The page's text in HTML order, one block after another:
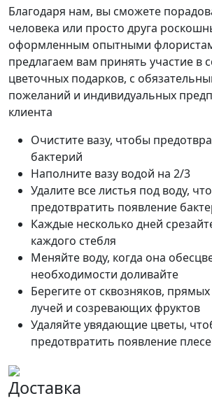
Благодаря нам, вы сможете
человека или просто друга
оформленным опытными
предлагаем вам принять участие в
цветочных подарков, с
пожеланий и индивидуальных
клиента
Очистите вазу, чтобы
бактерий
Наполните вазу водой на 2/3
Удалите все листья под воду,
предотвратить появление
Каждые несколько дней
каждого стебля
Меняйте воду, когда она
необходимости доливайте
Берегите от сквозняков,
лучей и созревающих фруктов
Удаляйте увядающие цветы,
предотвратить появление
Доставка